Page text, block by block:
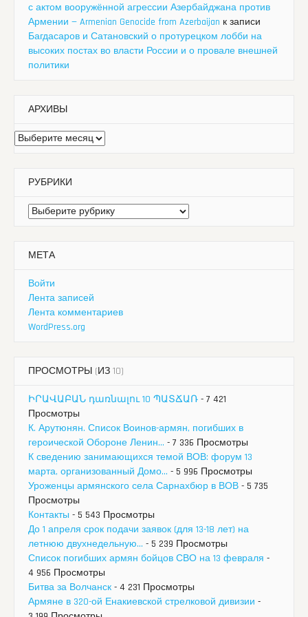
с актом вооружённой агрессии Азербайджана против
Армении — Armenian Genocide from Azerbaijan к записи
Багдасаров и Сатановский о протурецком лобби на
высоких постах во власти России и о провале внешней
политики
АРХИВЫ
Архивы
РУБРИКИ
Рубрики
МЕТА
Войти
Лента записей
Лента комментариев
WordPress.org
ПРОСМОТРЫ (ИЗ 10)
ԻՐԱՎԱԲԱՆ դառնալու 10 ՊԱՏՃԱՌ - 7 421
Просмотры
К. Арутюнян. Список Воинов-армян, погибших в
героической Обороне Ленин... - 7 336 Просмотры
К сведению занимающихся темой ВОВ: форум 13
марта, организованный Домо... - 5 996 Просмотры
Уроженцы армянского села Сарнахбюр в ВОВ - 5 735
Просмотры
Контакты - 5 543 Просмотры
До 1 апреля срок подачи заявок (для 13-18 лет) на
летнюю двухнедельную... - 5 239 Просмотры
Список погибших армян бойцов СВО на 13 февраля -
4 956 Просмотры
Битва за Волчанск - 4 231 Просмотры
Армяне в 320-ой Енакиевской стрелковой дивизии -